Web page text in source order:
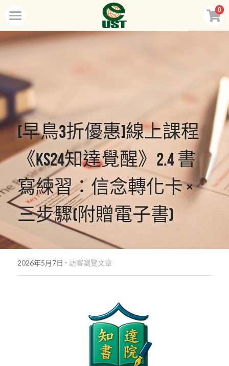
0
Home
最新消息
訂閱方案
線上商店
免費會員專區
VIP會員專區
歡迎來電
POWERED BY
[早鳥3折優惠]線上課程
《KS24知達覺醒》2.4 書
寫練習：信念轉化卡 ×
三步驟(附贈電子書)
2026年5月7日 · 訪客瀏覽文章
×
商品分類